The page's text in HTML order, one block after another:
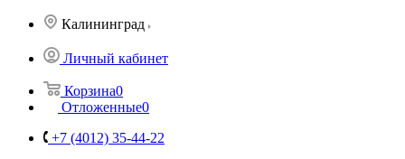
Калининград
Личный кабинет
Корзина0
Отложенные0
+7 (4012) 35-44-22